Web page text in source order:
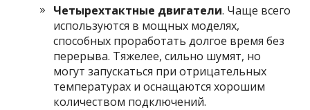
Четырехтактные двигатели. Чаще всего
используются в мощных моделях,
способных проработать долгое время без
перерыва. Тяжелее, сильно шумят, но
могут запускаться при отрицательных
температурах и оснащаются хорошим
количеством подключений.